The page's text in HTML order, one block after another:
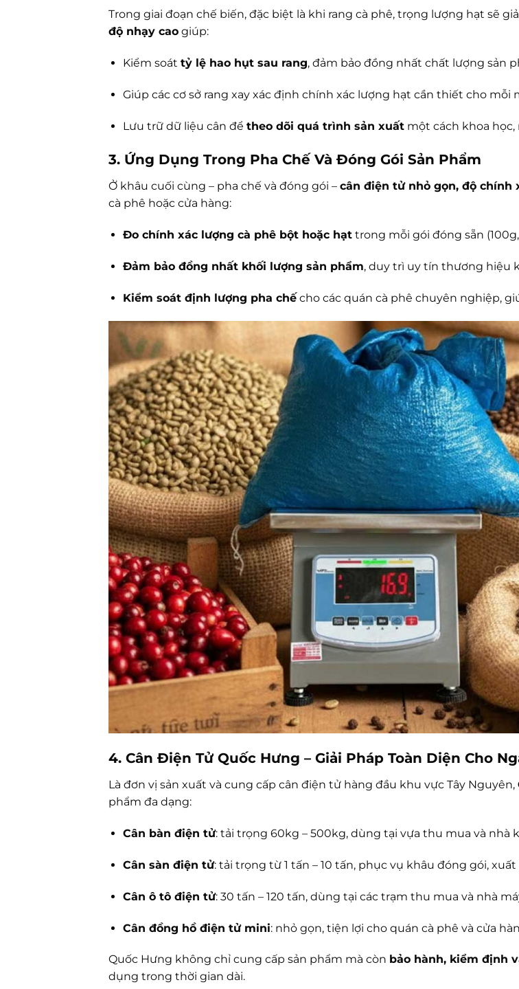
Trong giai đoạn chế biến, đặc biệt là khi rang cà phê, trọng lượng hạt sẽ
độ nhạy caogiúp:
Kiểm soát tỷ lệ hao hụt sau rang, đảm bảo đồng nhất chất lượng sản
Giúp các cơ sở rang xay xác định chính xác lượng hạt cần thiết cho mỗi
Lưu trữ dữ liệu cân để theo dõi quá trình sản xuấtmột cách khoa học,
3. Ứng Dụng Trong Pha Chế Và Đóng Gói Sản Phẩm
Ở khâu cuối cùng – pha chế và đóng gói – cân điện tử nhỏ gọn, độ chính
cà phê hoặc cửa hàng:
Đo chính xác lượng cà phê bột hoặc hạttrong mỗi gói đóng sẵn
Đảm bảo đồng nhất khối lượng sản phẩm, duy trì uy tín thương hiệu
Kiểm soát định lượng pha chếcho các quán cà phê chuyên nghiệp,
4. Cân Điện Tử Quốc Hưng – Giải Pháp Toàn Diện Cho
Là đơn vị sản xuất và cung cấp cân điện tử hàng đầu khu vực Tây Nguyên,
phẩm đa dạng:
Cân bàn điện tử: tải trọng 60kg – 500kg, dùng tại vựa thu mua và nhà
Cân sàn điện tử: tải trọng từ 1 tấn – 10 tấn, phục vụ khâu đóng gói, xuất
Cân ô tô điện tử: 30 tấn – 120 tấn, dùng tại các trạm thu mua và nhà
Cân đồng hồ điện tử mini: nhỏ gọn, tiện lợi cho quán cà phê và cửa
Quốc Hưng không chỉ cung cấp sản phẩm mà còn bảo hành, kiểm định
dụng trong thời gian dài.